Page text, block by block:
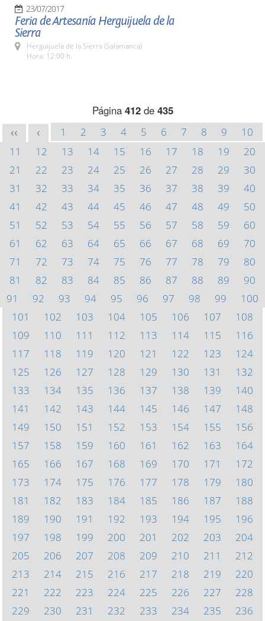
23/07/2017
Feria de Artesanía Herguijuela de la
Sierra
Herguijuela de la Sierra (Salamanca)
Hora: 12:00 h.
Página 412de 435
<< < 1 2 3 4 5 6 7 8 9
10
11
12 13 14 15 16 17 18 19
20
21
22 23 24 25 26 27 28 29
30
31
32 33 34 35 36 37 38 39
40
41
42 43 44 45 46 47 48 49
50
51
52 53 54 55 56 57 58 59
60
61
62 63 64 65 66 67 68 69
70
71
72 73 74 75 76 77 78 79
80
81
82 83 84 85 86 87 88 89
90
91
92 93 94 95 96 97 98 99
100
101
102 103 104 105 106 107
108
109
110 111 112 113 114 115
116
117
118 119 120 121 122 123
124
125
126 127 128 129 130 131
132
133
134 135 136 137 138 139
140
141
142 143 144 145 146 147
148
149
150 151 152 153 154 155
156
157
158 159 160 161 162 163
164
165
166 167 168 169 170 171
172
173
174 175 176 177 178 179
180
181
182 183 184 185 186 187
188
189
190 191 192 193 194 195
196
197
198 199 200 201 202 203
204
205
206 207 208 209 210 211
212
213
214 215 216 217 218 219
220
221
222 223 224 225 226 227
228
229
230 231 232 233 234 235
236